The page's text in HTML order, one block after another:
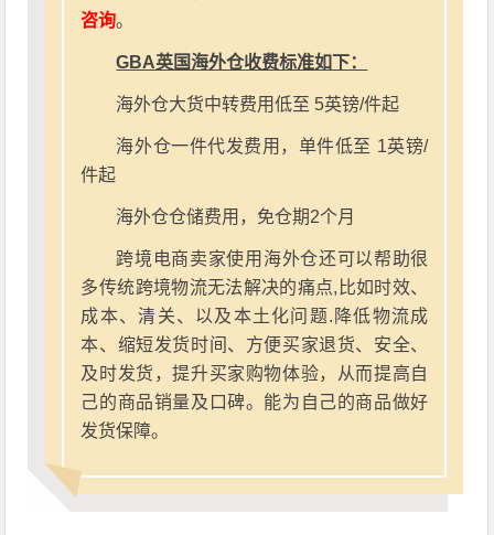
咨询。
GBA英国海外仓收费标准如下：
海外仓大货中转费用低至 5英镑/件起
海外仓一件代发费用，单件低至 1英镑/
件起
海外仓仓储费用，免仓期2个月
跨境电商卖家使用海外仓还可以帮助很
多传统跨境物流无法解决的痛点,比如时效、
成本、清关、以及本土化问题.降低物流成
本、缩短发货时间、方便买家退货、安全、
及时发货，提升买家购物体验，从而提高自
己的商品销量及口碑。能为自己的商品做好
发货保障。